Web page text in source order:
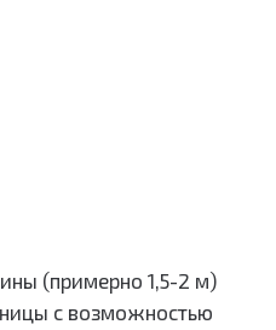
(примерно 1,5-2 м)
с возможностью